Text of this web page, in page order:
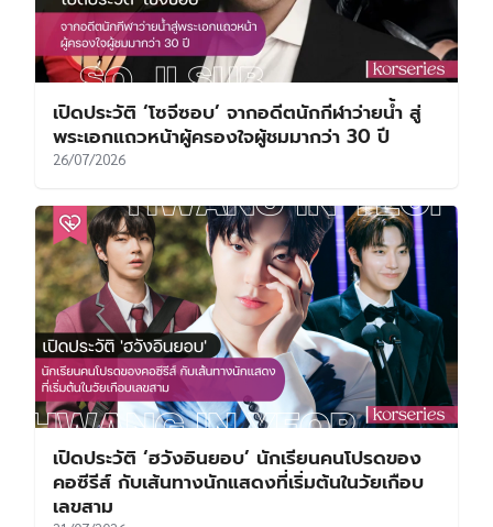
เปิดประวัติ ‘โซจีซอบ’ จากอดีตนักกีฬาว่ายน้ำ สู่
พระเอกแถวหน้าผู้ครองใจผู้ชมมากว่า 30 ปี
26/07/2026
เปิดประวัติ ‘ฮวังอินยอบ’ นักเรียนคนโปรดของ
คอซีรีส์ กับเส้นทางนักแสดงที่เริ่มต้นในวัยเกือบ
เลขสาม